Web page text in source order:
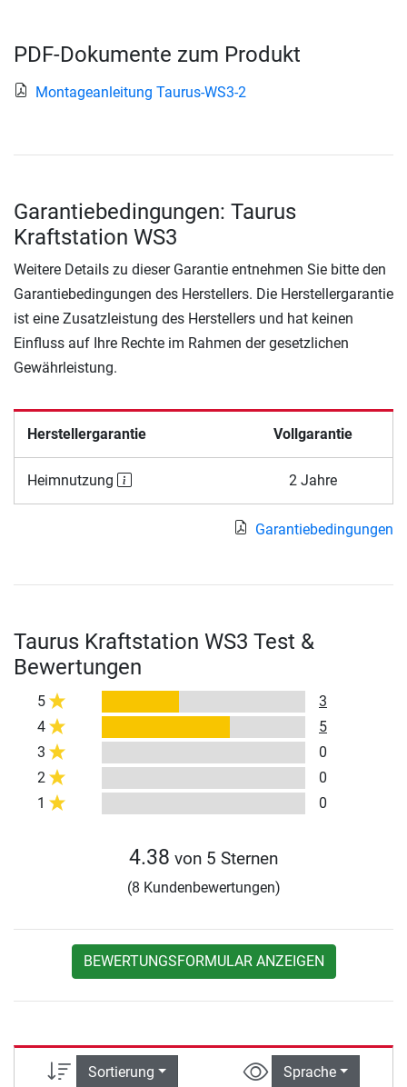
PDF-Dokumente zum Produkt
Montageanleitung Taurus-WS3-2
Garantiebedingungen: Taurus
Kraftstation WS3
Weitere Details zu dieser Garantie entnehmen Sie bitte den
Garantiebedingungen des Herstellers. Die Herstellergarantie
ist eine Zusatzleistung des Herstellers und hat keinen
Einfluss auf Ihre Rechte im Rahmen der gesetzlichen
Gewährleistung.
Herstellergarantie Vollgarantie
Heimnutzung 2 Jahre
Garantiebedingungen
Taurus Kraftstation WS3 Test &
Bewertungen
5
3
4
5
3
0
2
0
1
0
4.38 von 5 Sternen
(8 Kundenbewertungen)
BEWERTUNGSFORMULAR ANZEIGEN
Sortierung Sprache